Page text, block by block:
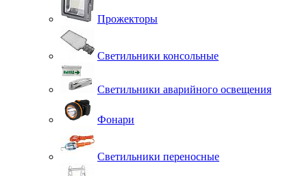
Прожекторы
Светильники консольные
Светильники аварийного освещения
Фонари
Светильники переносные